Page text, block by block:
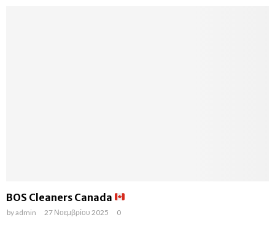
BOS Cleaners Canada
byadmin 27 Νοεμβρίου 2025 0